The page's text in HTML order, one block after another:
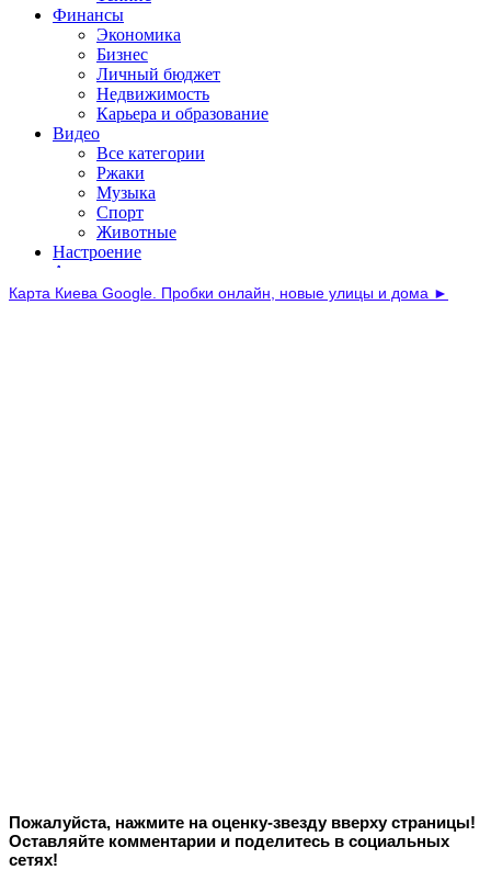
Карта Киева Google. Пробки онлайн, новые улицы и дома ►
Пожалуйста, нажмите на оценку-звезду вверху страницы!
Оставляйте комментарии и поделитесь в социальных
сетях!